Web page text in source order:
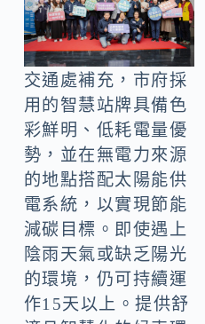
交通處補充，市府採
用的智慧站牌具備色
彩鮮明、低耗電量優
勢，並在無電力來源
的地點搭配太陽能供
電系統，以實現節能
減碳目標。即使遇上
陰雨天氣或缺乏陽光
的環境，仍可持續運
作15天以上。提供舒